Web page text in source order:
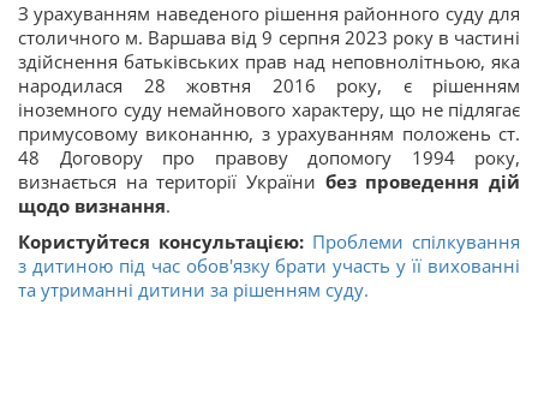
З урахуванням наведеного рішення районного суду для
столичного м. Варшава від 9 серпня 2023 року в частині
здійснення батьківських прав над неповнолітньою, яка
народилася 28 жовтня 2016 року, є рішенням
іноземного суду немайнового характеру, що не підлягає
примусовому виконанню, з урахуванням положень ст.
48 Договору про правову допомогу 1994 року,
визнається на території України без проведення дій
щодо визнання.
Користуйтеся консультацією: Проблеми спілкування
з дитиною під час обов'язку брати участь у її вихованні
та утриманні дитини за рішенням суду.